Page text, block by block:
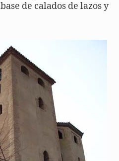
de calados de lazos y